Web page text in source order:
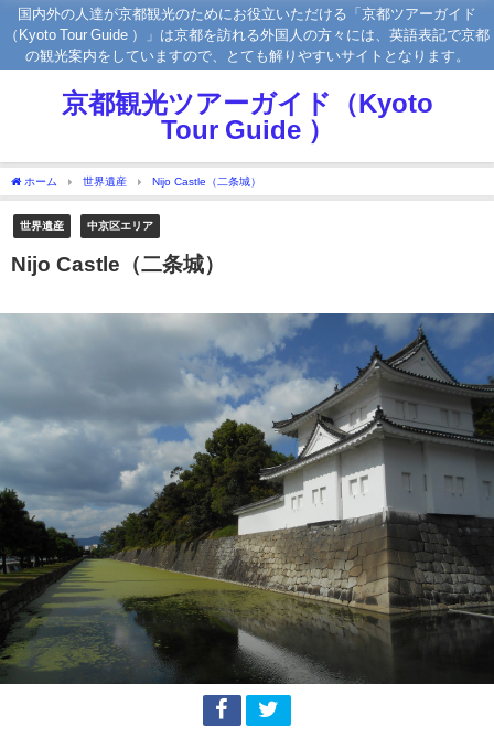
国内外の人達が京都観光のためにお役立いただける「京都ツアーガイド
（Kyoto Tour Guide ）」は京都を訪れる外国人の方々には、英語表記で京都
の観光案内をしていますので、とても解りやすいサイトとなります。
京都観光ツアーガイド（Kyoto
Tour Guide ）
ホーム 世界遺産 Nijo Castle（二条城）
世界遺産 中京区エリア
Nijo Castle（二条城）